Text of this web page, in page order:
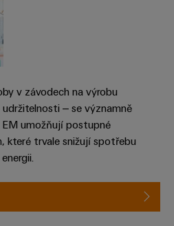
v závodech na výrobu
– se významně
EM umožňují postupné
které trvale snižují spotřebu